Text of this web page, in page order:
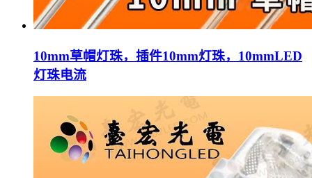
10mm草帽灯珠，插件10mm灯珠，10mmLED
灯珠电流